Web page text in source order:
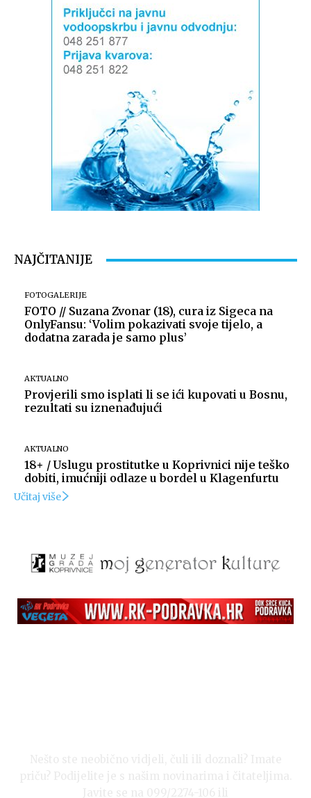
NAJČITANIJE
FOTOGALERIJE
FOTO // Suzana Zvonar (18), cura iz Sigeca na
OnlyFansu: ‘Volim pokazivati svoje tijelo, a
dodatna zarada je samo plus’
AKTUALNO
Provjerili smo isplati li se ići kupovati u Bosnu,
rezultati su iznenađujući
AKTUALNO
18+ / Uslugu prostitutke u Koprivnici nije teško
dobiti, imućniji odlaze u bordel u Klagenfurtu
Učitaj više